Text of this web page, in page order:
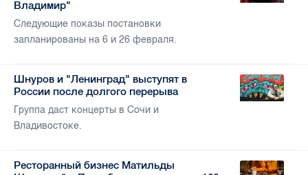
Владимир"
Следующие показы постановки
запланированы на 6 и 26 февраля.
Шнуров и "Ленинград" выступят в
России после долгого перерыва
Группа даст концерты в Сочи и
Владивостоке.
Ресторанный бизнес Матильды